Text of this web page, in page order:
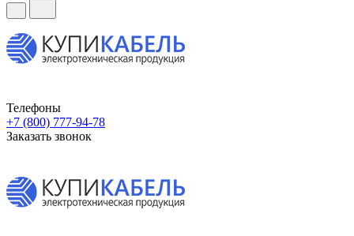
Телефоны
+7 (800) 777-94-78
Заказать звонок